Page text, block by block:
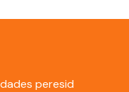
peresid